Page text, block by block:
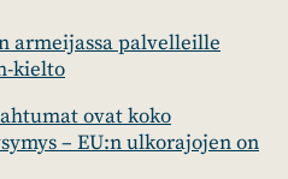
armeijassa palvelleille
kielto
ovat koko
– EU:n ulkorajojen on